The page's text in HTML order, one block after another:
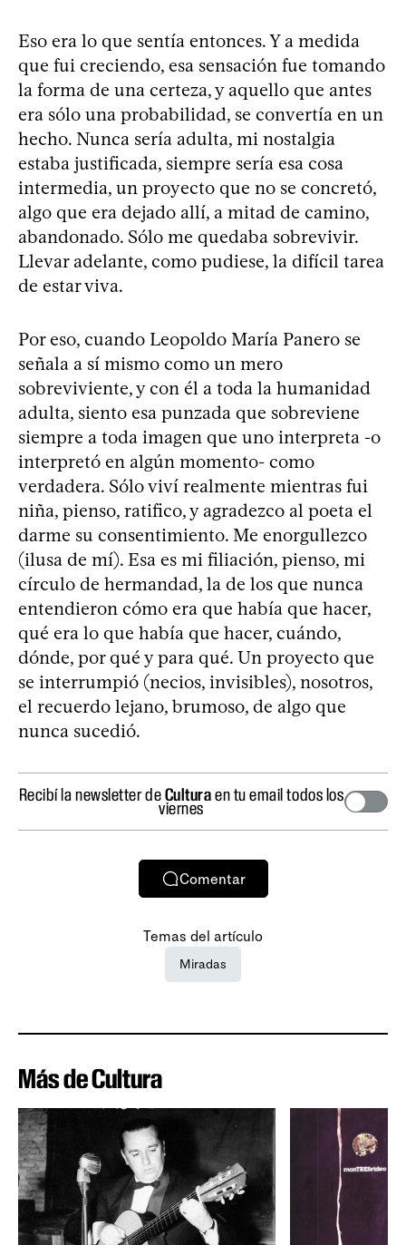
Eso era lo que sentía entonces. Y a medida
que fui creciendo, esa sensación fue tomando
la forma de una certeza, y aquello que antes
era sólo una probabilidad, se convertía en un
hecho. Nunca sería adulta, mi nostalgia
estaba justificada, siempre sería esa cosa
intermedia, un proyecto que no se concretó,
algo que era dejado allí, a mitad de camino,
abandonado. Sólo me quedaba sobrevivir.
Llevar adelante, como pudiese, la difícil tarea
de estar viva.
Por eso, cuando Leopoldo María Panero se
señala a sí mismo como un mero
sobreviviente, y con él a toda la humanidad
adulta, siento esa punzada que sobreviene
siempre a toda imagen que uno interpreta -o
interpretó en algún momento- como
verdadera. Sólo viví realmente mientras fui
niña, pienso, ratifico, y agradezco al poeta el
darme su consentimiento. Me enorgullezco
(ilusa de mí). Esa es mi filiación, pienso, mi
círculo de hermandad, la de los que nunca
entendieron cómo era que había que hacer,
qué era lo que había que hacer, cuándo,
dónde, por qué y para qué. Un proyecto que
se interrumpió (necios, invisibles), nosotros,
el recuerdo lejano, brumoso, de algo que
nunca sucedió.
Recibí la newsletter deCulturaen tu email todos los
viernes
Comentar
Temas del artículo
Miradas
Más de Cultura